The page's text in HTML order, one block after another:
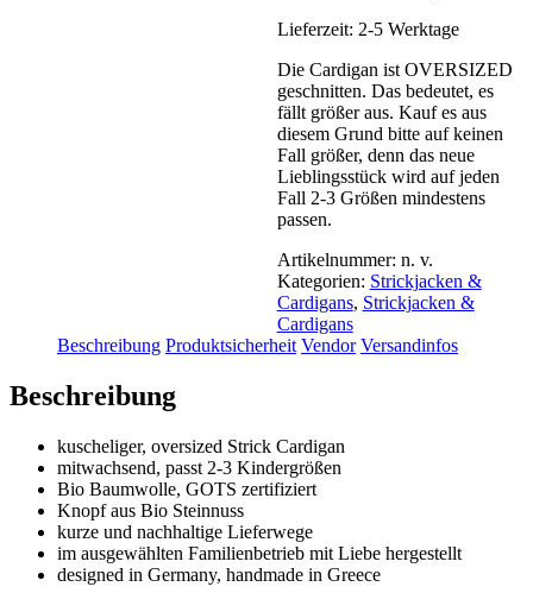
Lieferzeit: 2-5 Werktage
Die Cardigan ist OVERSIZED
geschnitten. Das bedeutet, es
fällt größer aus. Kauf es aus
diesem Grund bitte auf keinen
Fall größer, denn das neue
Lieblingsstück wird auf jeden
Fall 2-3 Größen mindestens
passen.
Artikelnummer: n. v.
Kategorien: Strickjacken &
Cardigans, Strickjacken &
Cardigans
Beschreibung Produktsicherheit Vendor Versandinfos
Beschreibung
kuscheliger, oversized Strick Cardigan
mitwachsend, passt 2-3 Kindergrößen
Bio Baumwolle, GOTS zertifiziert
Knopf aus Bio Steinnuss
kurze und nachhaltige Lieferwege
im ausgewählten Familienbetrieb mit Liebe hergestellt
designed in Germany, handmade in Greece